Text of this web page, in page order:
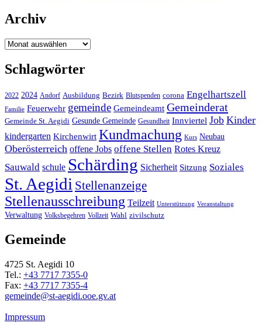
Archiv
Archiv
Schlagwörter
2022 2024 Andorf Ausbildung Bezirk Blutspenden corona Engelhartszell
Familie Feuerwehr gemeinde Gemeindeamt Gemeinderat
Gemeinde St. Aegidi Gesunde Gemeinde Gesundheit Innviertel Job Kinder
kindergarten Kirchenwirt Kundmachung Kurs Neubau
Oberösterreich offene Jobs offene Stellen Rotes Kreuz
Sauwald schule Schärding Sicherheit Sitzung Soziales
St. Aegidi Stellenanzeige
Stellenausschreibung Teilzeit Unterstützung Veranstaltung
Verwaltung Volksbegehren Vollzeit Wahl zivilschutz
Gemeinde
4725 St. Aegidi 10
Tel.: +43 7717 7355-0
Fax: +43 7717 7355-4
gemeinde@st-aegidi.ooe.gv.at
Impressum